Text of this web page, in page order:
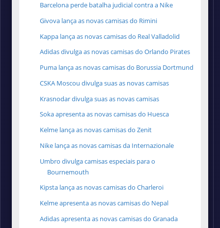
Barcelona perde batalha judicial contra a Nike
Givova lança as novas camisas do Rimini
Kappa lança as novas camisas do Real Valladolid
Adidas divulga as novas camisas do Orlando Pirates
Puma lança as novas camisas do Borussia Dortmund
CSKA Moscou divulga suas as novas camisas
Krasnodar divulga suas as novas camisas
Soka apresenta as novas camisas do Huesca
Kelme lança as novas camisas do Zenit
Nike lança as novas camisas da Internazionale
Umbro divulga camisas especiais para o
Bournemouth
Kipsta lança as novas camisas do Charleroi
Kelme apresenta as novas camisas do Nepal
Adidas apresenta as novas camisas do Granada